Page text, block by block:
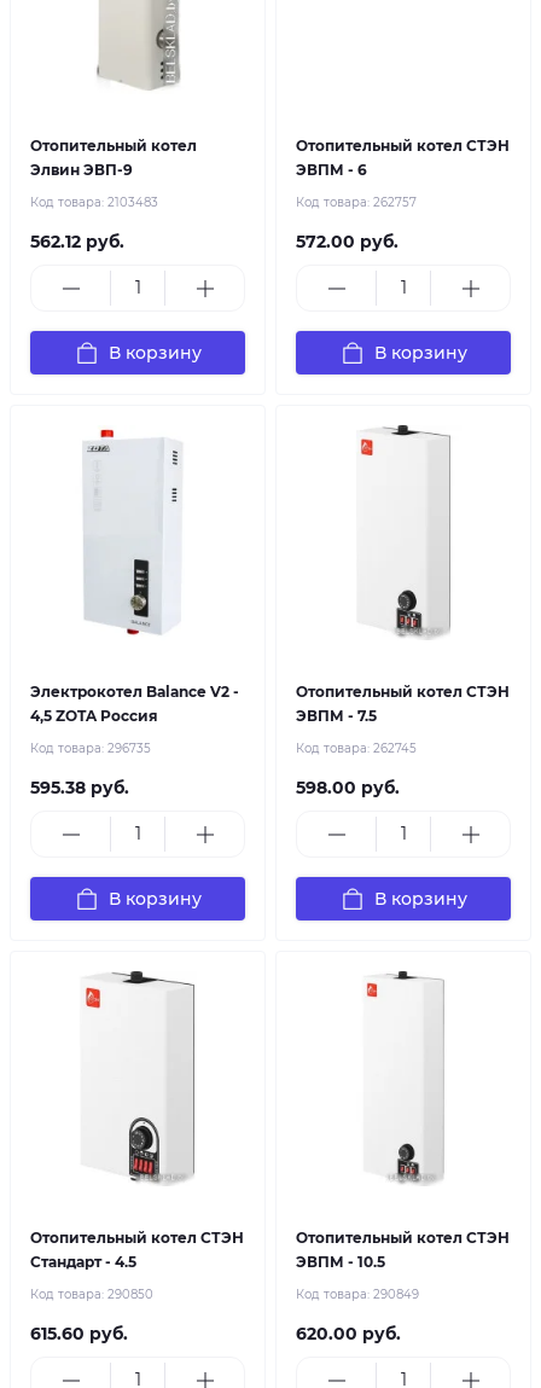
Отопительный котел
Элвин ЭВП-9
Код товара: 2103483
562.12 руб.
В корзину
Отопительный котел СТЭН
ЭВПМ - 6
Код товара: 262757
572.00 руб.
В корзину
Электрокотел Balance V2 -
4,5 ZOTA Россия
Код товара: 296735
595.38 руб.
В корзину
Отопительный котел СТЭН
ЭВПМ - 7.5
Код товара: 262745
598.00 руб.
В корзину
Отопительный котел СТЭН
Стандарт - 4.5
Код товара: 290850
615.60 руб.
Отопительный котел СТЭН
ЭВПМ - 10.5
Код товара: 290849
620.00 руб.